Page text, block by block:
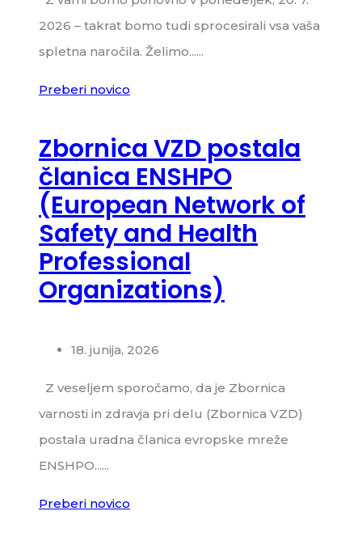
2026 – takrat bomo tudi sprocesirali vsa vaša
spletna naročila. Želimo......
Preberi novico
Zbornica VZD postala
članica ENSHPO
(European Network of
Safety and Health
Professional
Organizations)
18. junija, 2026
Z veseljem sporočamo, da je Zbornica
varnosti in zdravja pri delu (Zbornica VZD)
postala uradna članica evropske mreže
ENSHPO......
Preberi novico